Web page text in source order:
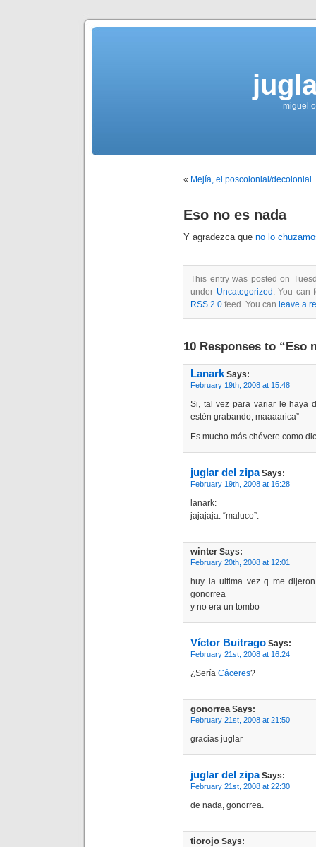
miguel
« Mejía, el poscolonial/decolonial
Eso no es nada
Y agradezca que no lo
This entry was posted on
under Uncategorized . You can
RSS 2.0 feed. You can leave a
10 Responses to “Eso
LanarkSays:
February 19th, 2008 at 15:48
Si, tal vez para variar le haya
estén grabando, maaaarica”
Es mucho más chévere como
juglar del zipaSays:
February 19th, 2008 at 16:28
lanark:
jajajaja. “maluco”.
winter Says:
February 20th, 2008 at 12:01
huy la ultima vez q me
gonorrea
y no era un tombo
Víctor Buitrago Says:
February 21st, 2008 at 16:24
¿Sería Cáceres?
gonorreaSays:
February 21st, 2008 at 21:50
gracias juglar
juglar del zipaSays:
February 21st, 2008 at 22:30
de nada, gonorrea.
tiorojo Says: